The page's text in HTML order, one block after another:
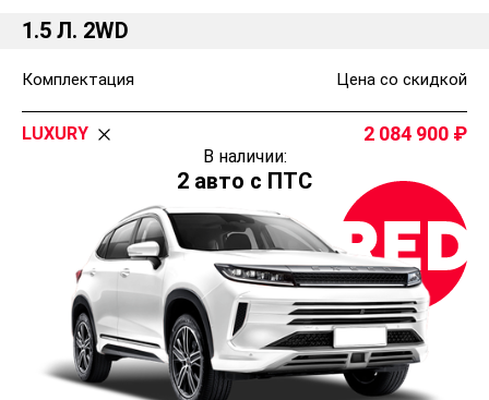
1.5 Л. 2WD
Комплектация Цена со скидкой
LUXURY 2 084 900
В наличии:
2 авто с ПТС